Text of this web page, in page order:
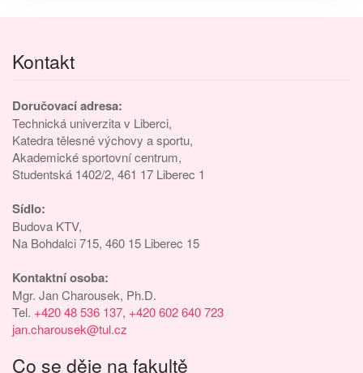
Kontakt
Doručovací adresa:
Technická univerzita v Liberci,
Katedra tělesné výchovy a sportu,
Akademické sportovní centrum,
Studentská 1402/2, 461 17 Liberec 1
Sídlo:
Budova KTV,
Na Bohdalci 715, 460 15 Liberec 15
Kontaktní osoba:
Mgr. Jan Charousek, Ph.D.
Tel. +420 48 536 137, +420 602 640 723
jan.charousek@tul.cz
Co se děje na fakultě